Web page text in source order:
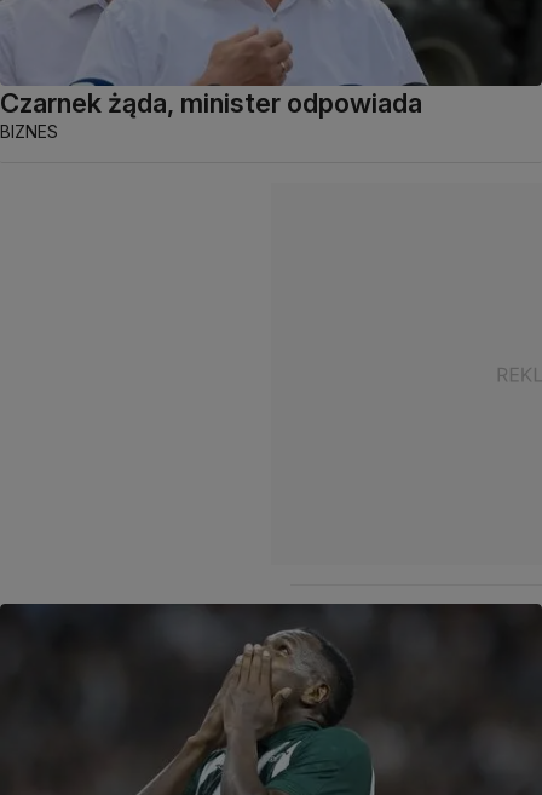
Czarnek żąda, minister odpowiada
BIZNES